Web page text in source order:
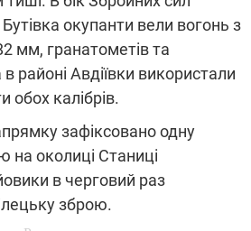
окупанти вели вогонь з
мм, гранатометів та
в районі Авдіївки використали
обох калібрів.
зафіксовано одну
на околиці Станиці
в черговий раз
зброю.